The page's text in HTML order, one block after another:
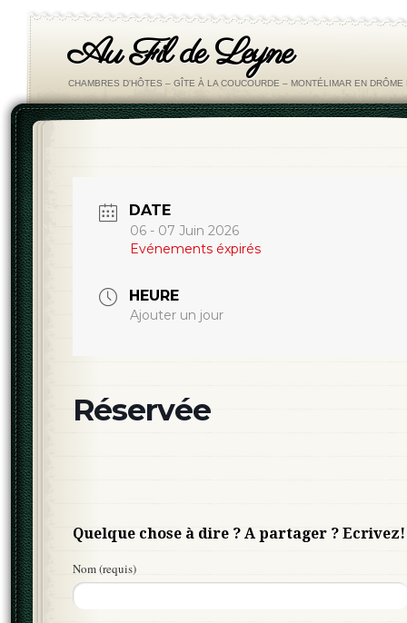
Au Fil de Leyne
CHAMBRES D'HÔTES – GÎTE À LA COUCOURDE – MONTÉLIMAR EN DRÔME
DATE
06 - 07 Juin 2026
Evénements éxpirés
HEURE
Ajouter un jour
Réservée
Quelque chose à dire ? A partager ? Ecrivez!
Nom (requis)